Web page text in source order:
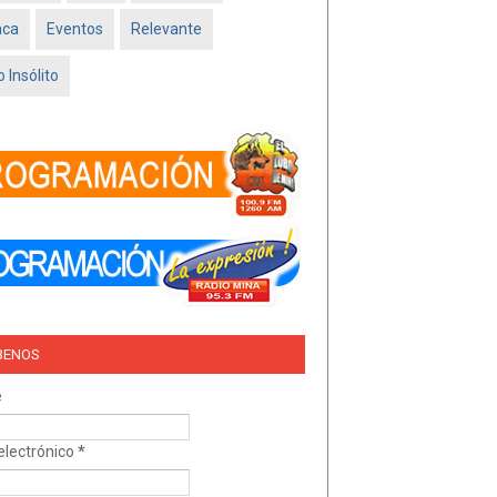
Eventos Relevante
Insólito
*